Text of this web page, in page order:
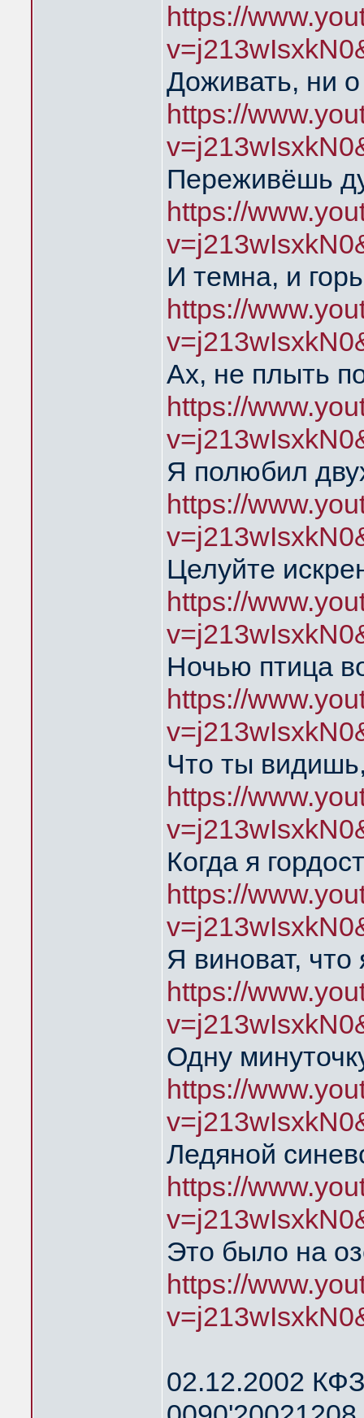
https://
Доживать, ни
https://
Переживёшь
https://
И темна, и
https://
Ах, не плыть
https://
Я полюбил
https://
Целуйте
https://
Ночью птица
https://
Что ты
https://
Когда я
https://
Я виноват,
https://
Одну
https://
Ледяной
https://
Это было на
https://
02.12.2002